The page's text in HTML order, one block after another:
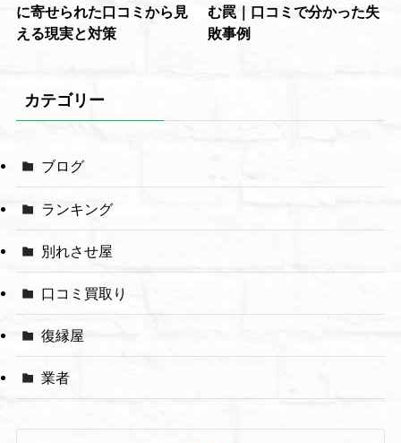
に寄せられた口コミから見
える現実と対策
む罠｜口コミで分かった失
敗事例
カテゴリー
ブログ
ランキング
別れさせ屋
口コミ買取り
復縁屋
業者